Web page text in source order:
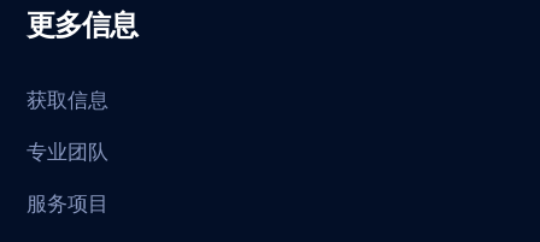
更多信息
获取信息
专业团队
服务项目